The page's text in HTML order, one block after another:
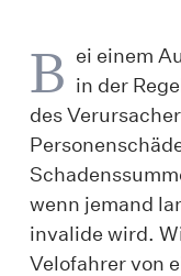
B ei einem
in der
des
wenn jemand
invalide wird.
Velofahrer von